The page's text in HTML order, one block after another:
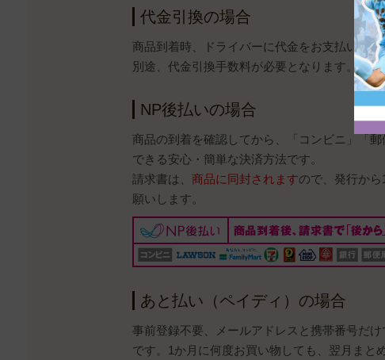
代金引換の場合
商品到着時、ドライバーに代金をお支払い下さ
別途、代金引換手数料が必要となります。
NP後払いの場合
商品の到着を確認してから、「コンビニ」「
できる安心・簡単な決済方法です。
請求書は、 商品に同封されますので、発行か
願いします。
あと払い（ペイディ）の場合
事前登録不要、メールアドレスと携帯番号だ
です。1か月に何度お買い物しても、翌月まと